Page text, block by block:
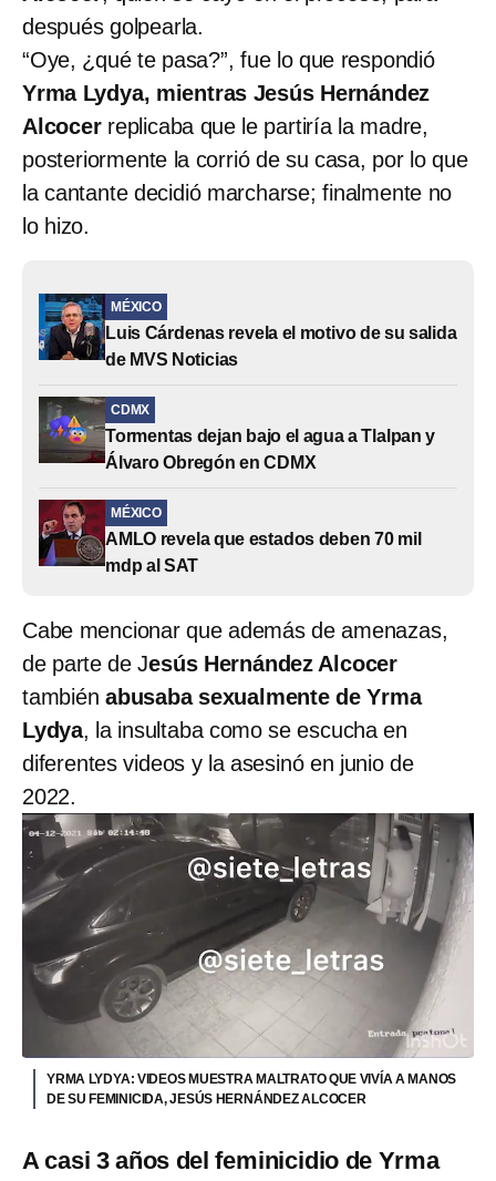
después golpearla.
“Oye, ¿qué te pasa?”, fue lo que respondió
Yrma Lydya, mientras Jesús Hernández
Alcocerreplicaba que le partiría la madre,
posteriormente la corrió de su casa, por lo que
la cantante decidió marcharse; finalmente no
lo hizo.
MÉXICO
Luis Cárdenas revela el motivo de su salida
de MVS Noticias
CDMX
Tormentas dejan bajo el agua a Tlalpan y
Álvaro Obregón en CDMX
MÉXICO
AMLO revela que estados deben 70 mil
mdp al SAT
Cabe mencionar que además de amenazas,
de parte de Jesús Hernández Alcocer
también abusaba sexualmente de Yrma
Lydya, la insultaba como se escucha en
diferentes videos y la asesinó en junio de
2022.
YRMA LYDYA: VIDEOS MUESTRA MALTRATO QUE VIVÍA A MANOS
DE SU FEMINICIDA, JESÚS HERNÁNDEZ ALCOCER
A casi 3 años del feminicidio de Yrma